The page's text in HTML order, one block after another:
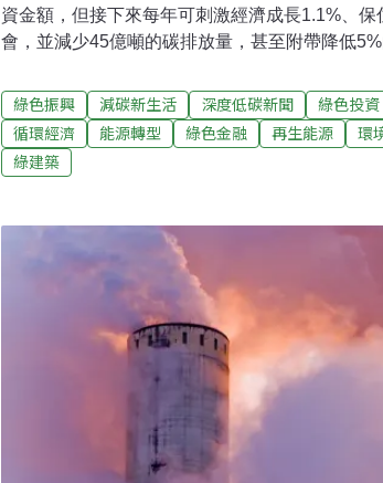
資金額，但接下來每年可刺激經濟成長1.1%、
會，並減少45億噸的碳排放量，甚至附帶降低
比。回想當初經濟危機過後，各國政府全力拚經
續碳排及能源使用「大反彈」，比危機前還高。
轍，國際能源總署（IEA）攜手國際貨幣組織（
經濟活動前，推出永續復甦特別報告（
讓2020年不同於過去！永續復甦有多好？就業
有三項遠大目標，分別是「促進經濟發展」、「
綠色振興 減碳新生活 深度低碳新聞 綠色投資
循環經濟
能源轉型 綠色金融 再生能源
環
綠建築